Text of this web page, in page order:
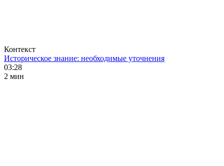
Контекст
Историческое знание: необходимые уточнения
03:28
2 мин